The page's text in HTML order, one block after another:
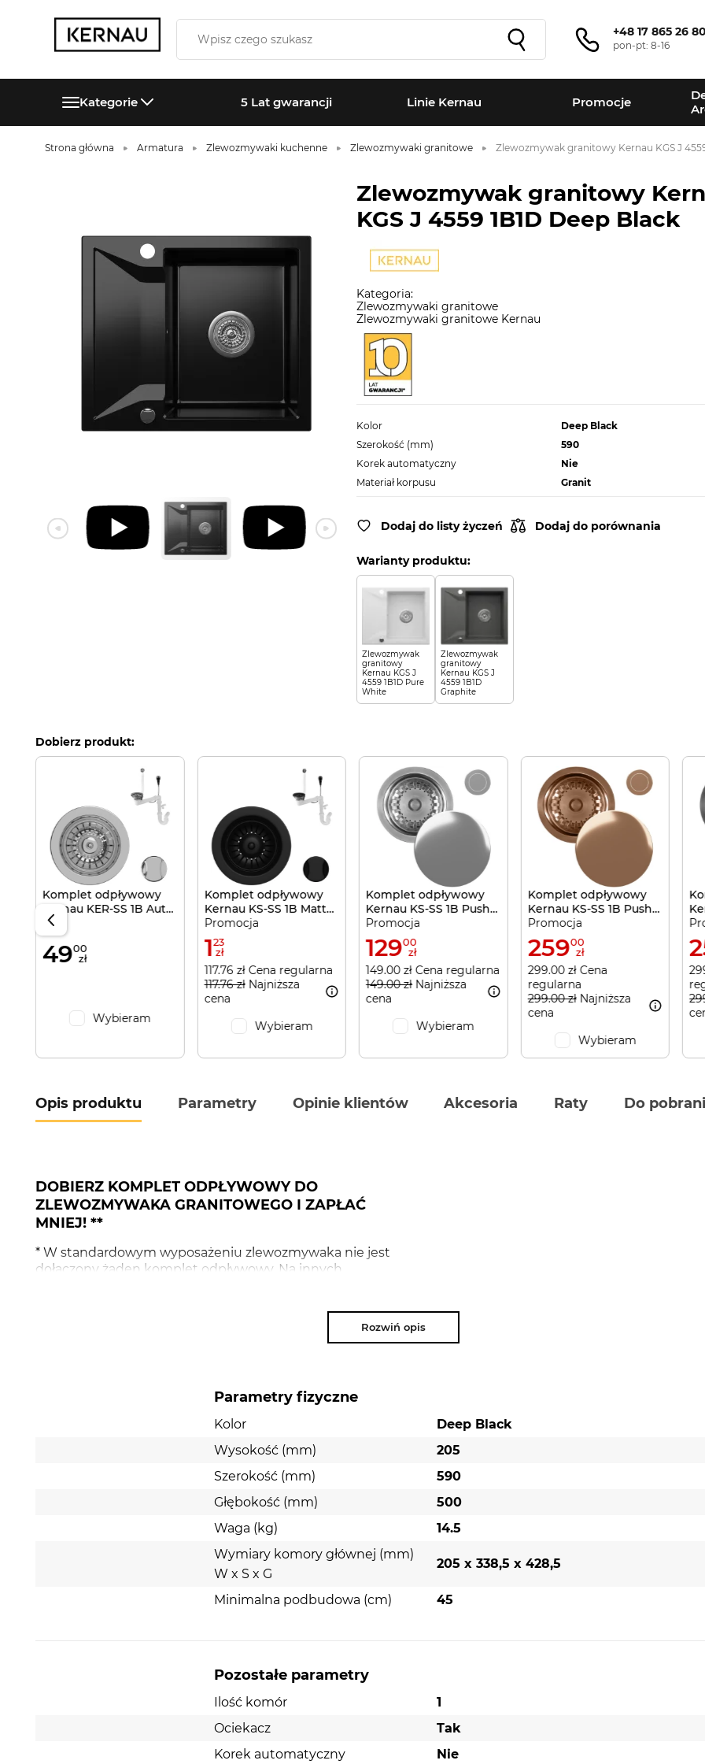
+48 17 865 26
pon-pt: 8-16
Kategorie 5 Lat gwarancji Linie Kernau Promocje
Strona główna Armatura Zlewozmywaki kuchenne Zlewozmywaki granitowe Zlewozmywak granitowy Kernau KGS J
Zlewozmywak granitowy
KGS J 4559 1B1D Deep Black
Kategoria:
Zlewozmywaki granitowe
Zlewozmywaki granitowe Kernau
Kolor
Deep Black
Szerokość (mm)
590
Korek automatyczny
Nie
Materiał korpusu
Granit
Dodaj do listy życzeń Dodaj do porównania
Warianty produktu:
Zlewozmywak
granitowy
Kernau KGS J
4559 1B1D Pure
White
Zlewozmywak
granitowy
Kernau KGS J
4559 1B1D
Graphite
Dobierz produkt:
Komplet odpływowy
Kernau KER-SS 1B Aut
Silver
4900
zł
Wybieram
Komplet odpływowy
Kernau KS-SS 1B Matt
Black
Promocja
123
zł
117.76 zł Cena regularna
117.76 złNajniższa
cena
Wybieram
Komplet odpływowy
Kernau KS-SS 1B Push-
Push Silver
Promocja
12900
zł
149.00 zł Cena regularna
149.00 złNajniższa
cena
Wybieram
Komplet odpływowy
Kernau KS-SS 1B Push-
Push Copper
Promocja
25900
zł
299.00 zł Cena
regularna
299.00 złNajniższa
cena
Wybieram
Opis produktu Parametry Opinie klientów Akcesoria Raty Do
DOBIERZ KOMPLET ODPŁYWOWY DO
ZLEWOZMYWAKA GRANITOWEGO I ZAPŁAĆ
MNIEJ! **
* W standardowym wyposażeniu zlewozmywaka nie jest
dołączony żaden komplet odpływowy. Na innych
** Obniżona cena na komplet odpływowy obowiązuje
wyłącznie przy zakupie w zestawie ze
zlewozmywakiem granitowym.
Zlewozmywak granitowy Kernau KGS J 4559 1B1D Deep Black 59x50cm
Zlewozmywak granitowy KGS J 4559 1B1D w kolorze deep black to wysokiej klasy wybór dla każdej kuchni,
estetykę z funkcjonalnością. Wykonany z wytrzymałego konglomeratu granitowego, zlewozmywak
Rozwiń opis
Parametry fizyczne
Kolor
Deep Black
Wysokość (mm)
205
Szerokość (mm)
590
Głębokość (mm)
500
Waga (kg)
14.5
Wymiary komory głównej (mm)
W x S x G
205 x 338,5 x 428,5
Minimalna podbudowa (cm) 45
Pozostałe parametry
Ilość komór
1
Ociekacz
Tak
Korek automatyczny
Nie